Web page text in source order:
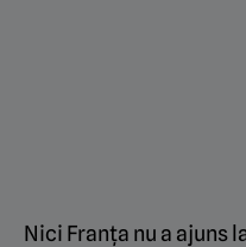
Nici Franța nu a ajuns